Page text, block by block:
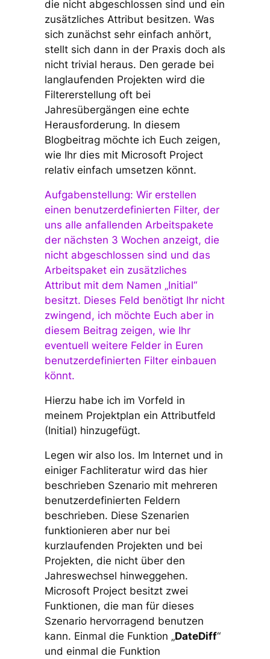
die nicht abgeschlossen sind und ein
zusätzliches Attribut besitzen. Was
sich zunächst sehr einfach anhört,
stellt sich dann in der Praxis doch als
nicht trivial heraus. Den gerade bei
langlaufenden Projekten wird die
Filtererstellung oft bei
Jahresübergängen eine echte
Herausforderung. In diesem
Blogbeitrag möchte ich Euch zeigen,
wie Ihr dies mit Microsoft Project
relativ einfach umsetzen könnt.
Aufgabenstellung: Wir erstellen
einen benutzerdefinierten Filter, der
uns alle anfallenden Arbeitspakete
der nächsten 3 Wochen anzeigt, die
nicht abgeschlossen sind und das
Arbeitspaket ein zusätzliches
Attribut mit dem Namen „Initial“
besitzt. Dieses Feld benötigt Ihr nicht
zwingend, ich möchte Euch aber in
diesem Beitrag zeigen, wie Ihr
eventuell weitere Felder in Euren
benutzerdefinierten Filter einbauen
könnt.
Hierzu habe ich im Vorfeld in
meinem Projektplan ein Attributfeld
(Initial) hinzugefügt.
Legen wir also los. Im Internet und in
einiger Fachliteratur wird das hier
beschrieben Szenario mit mehreren
benutzerdefinierten Feldern
beschrieben. Diese Szenarien
funktionieren aber nur bei
kurzlaufenden Projekten und bei
Projekten, die nicht über den
Jahreswechsel hinweggehen.
Microsoft Project besitzt zwei
Funktionen, die man für dieses
Szenario hervorragend benutzen
kann. Einmal die Funktion „DateDiff“
und einmal die Funktion